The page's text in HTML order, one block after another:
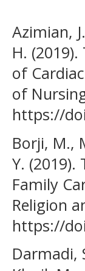
Azimian,
H.
of
of
https://
Borji, M.,
Y.
Family
Religion
https://
Darmadi,